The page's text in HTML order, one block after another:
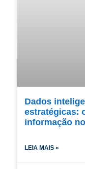
Dados
estratégicas:
informação
LEIA MAIS »